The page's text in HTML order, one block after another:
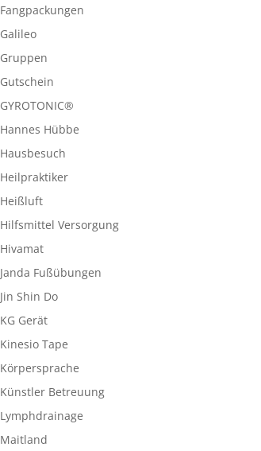
Fangpackungen
Galileo
Gruppen
Gutschein
GYROTONIC®
Hannes Hübbe
Hausbesuch
Heilpraktiker
Heißluft
Hilfsmittel Versorgung
Hivamat
Janda Fußübungen
Jin Shin Do
KG Gerät
Kinesio Tape
Körpersprache
Künstler Betreuung
Lymphdrainage
Maitland